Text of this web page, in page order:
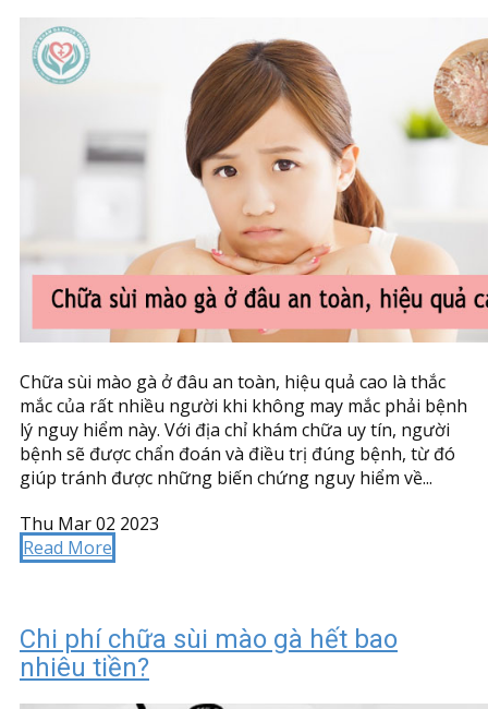
Chữa sùi mào gà ở đâu an toàn, hiệu quả cao là thắc
mắc của rất nhiều người khi không may mắc phải bệnh
lý nguy hiểm này. Với địa chỉ khám chữa uy tín, người
bệnh sẽ được chẩn đoán và điều trị đúng bệnh, từ đó
giúp tránh được những biến chứng nguy hiểm về...
Thu Mar 02 2023
Read More
Chi phí chữa sùi mào gà hết bao
nhiêu tiền?